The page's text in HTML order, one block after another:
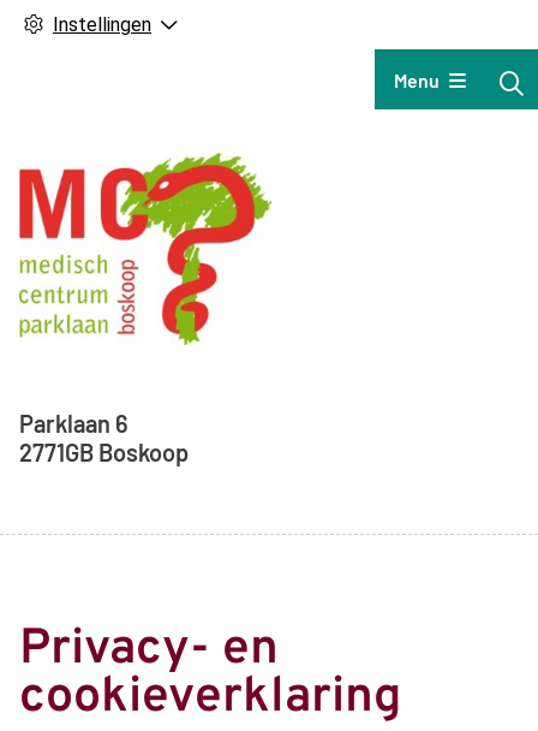
Instellingen
Hoofdmenu
Menu
Adresgegevens
Parklaan 6
2771GB Boskoop
Privacy- en
cookieverklaring